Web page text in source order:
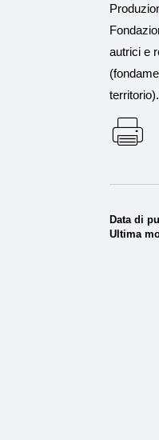
autrici e
territorio).
Data di
Ultima